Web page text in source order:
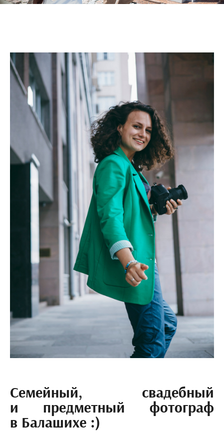
Семейный, свадебный
и предметный фотограф
в Балашихе :)